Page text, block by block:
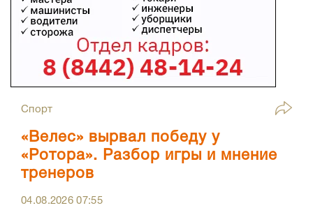
Спорт
«Велес» вырвал победу у
«Ротора». Разбор игры и мнение
тренеров
04.08.202607:55